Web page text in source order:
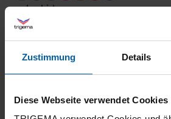
Zustimmung Details
Diese Webseite verwendet Cookies
polo shirt